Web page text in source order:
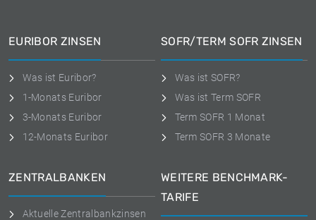
EURIBOR ZINSEN
Was ist Euribor?
1-Monats Euribor
3-Monats Euribor
12-Monats Euribor
SOFR/TERM SOFR ZINSEN
Was ist SOFR?
Was ist Term SOFR
Term SOFR 1 Monat
Term SOFR 3 Monate
ZENTRALBANKEN
Aktuelle Zentralbankzinsen
WEITERE BENCHMARK-
TARIFE